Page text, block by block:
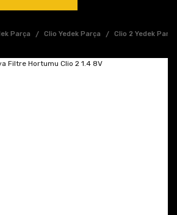
Parça Clio Yedek Parça Clio 2 Yedek